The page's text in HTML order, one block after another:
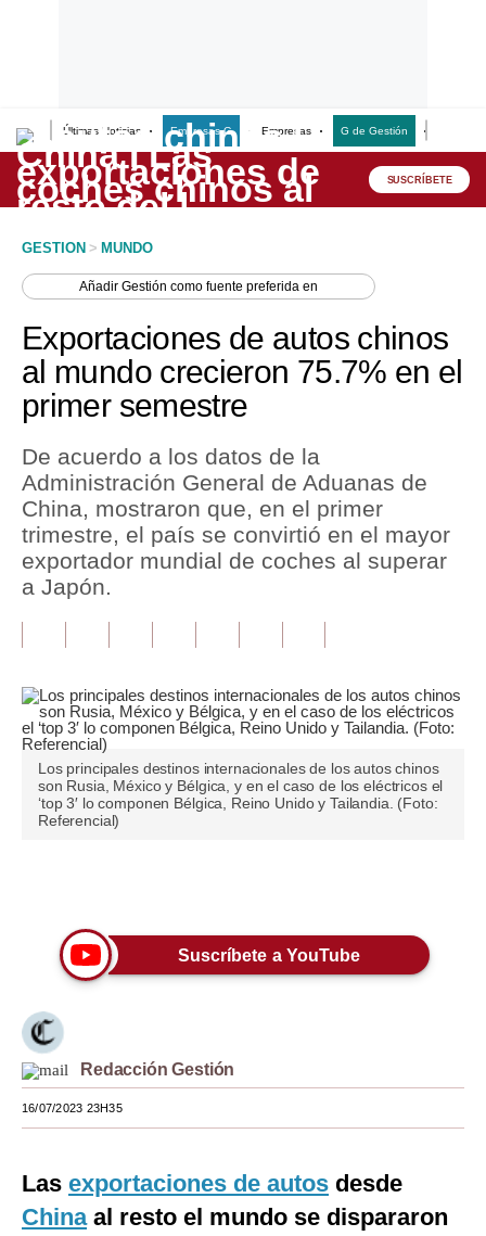
Últimas Noticias Empresas G Empresas G de Gestión
Lo último
Peru Quiosco
Economía
Mercados
Política
Tu Dinero
Finanzas Personales
Opinión
Editorial
Pregunta de hoy
Blogs
Viajes
Estilos
Mundo
EEUU
México
España
SUSCRÍBETE
GESTION > MUNDO
AñadirGestión como fuente preferida en
Exportaciones de autos chinos
al mundo crecieron 75.7% en el
primer semestre
De acuerdo a los datos de la
Administración General de Aduanas de
China, mostraron que, en el primer
trimestre, el país se convirtió en el mayor
exportador mundial de coches al superar
a Japón.
Los principales destinos internacionales de los autos chinos
son Rusia, México y Bélgica, y en el caso de los eléctricos el
‘top 3′ lo componen Bélgica, Reino Unido y Tailandia. (Foto:
Referencial)
Suscríbete a YouTube
Redacción Gestión
16/07/2023 23H35
Las exportaciones de autos desde
Chinaal resto el mundo se dispararon